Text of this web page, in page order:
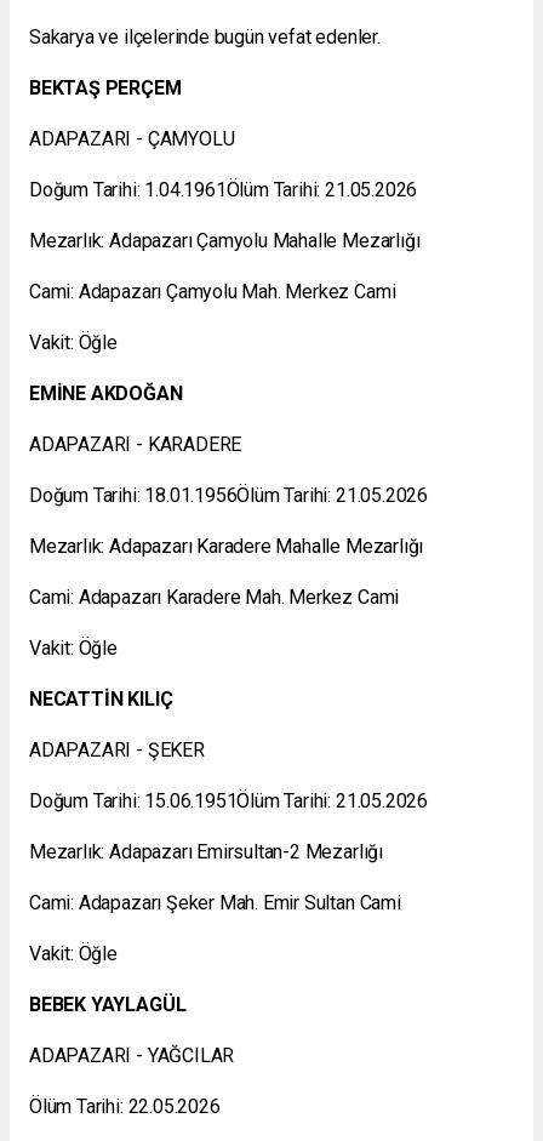
Sakarya ve ilçelerinde bugün vefat edenler.
BEKTAŞ PERÇEM
ADAPAZARI - ÇAMYOLU
Doğum Tarihi: 1.04.1961Ölüm Tarihi: 21.05.2026
Mezarlık: Adapazarı Çamyolu Mahalle Mezarlığı
Cami: Adapazarı Çamyolu Mah. Merkez Cami
Vakit: Öğle
EMİNE AKDOĞAN
ADAPAZARI - KARADERE
Doğum Tarihi: 18.01.1956Ölüm Tarihi: 21.05.2026
Mezarlık: Adapazarı Karadere Mahalle Mezarlığı
Cami: Adapazarı Karadere Mah. Merkez Cami
Vakit: Öğle
NECATTİN KILIÇ
ADAPAZARI - ŞEKER
Doğum Tarihi: 15.06.1951Ölüm Tarihi: 21.05.2026
Mezarlık: Adapazarı Emirsultan-2 Mezarlığı
Cami: Adapazarı Şeker Mah. Emir Sultan Cami
Vakit: Öğle
BEBEK YAYLAGÜL
ADAPAZARI - YAĞCILAR
Ölüm Tarihi: 22.05.2026